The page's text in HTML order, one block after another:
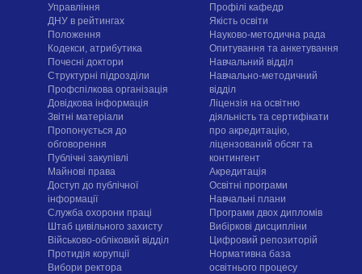
Управління
ДНУ в рейтингах
Положення
Кодекси, атрибутика
Почесні доктори
Структурні підрозділи
Профспілкова організація
Довідкова інформація
Звітні матеріали
Пропонується до
обговорення
Публічні закупівлі
Майнові права
Доступ до публічної
інформації
Служба охорони праці
Штаб цивільного захисту
Військово-обліковий відділ
Протидія корупції
Вибори ректора
Профілі кафедр
Якість освіти
Науково-методична рада
Опитування та анкетування
Навчальний відділ
Навчально-методичний
відділ
Ліцензія на освітню
діяльність та сертифікати
про акредитацію,
ліцензований обсяг та
контингент
Акредитація
Освітні програми
Навчальні плани
Програми двох дипломів
Вибіркові дисципліни
Цифровий репозиторій
Нормативна база
освітнього процесу